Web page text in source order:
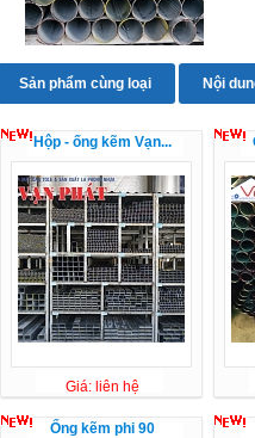
Sản phẩm cùng loại Nội
Hộp - ống kẽm Vạn...
Giá: liên hệ
Ống kẽm phi 90